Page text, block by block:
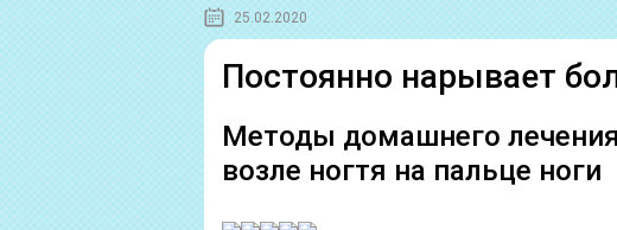
25.02.2020
Постоянно нарывает
Методы домашнего
возле ногтя на пальце ноги